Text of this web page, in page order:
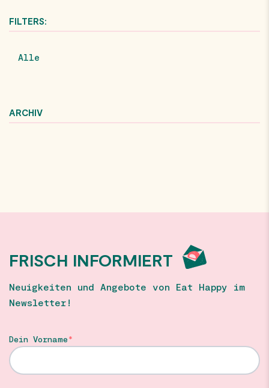
FILTERS:
Alle
ARCHIV
FRISCH INFORMIERT
Neuigkeiten und Angebote von Eat Happy im
Newsletter!
Dein Vorname